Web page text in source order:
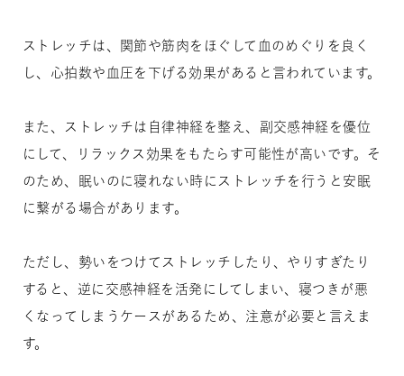
ストレッチは、関節や筋肉をほぐして血のめぐりを良く
し、心拍数や血圧を下げる効果があると言われています。
また、ストレッチは自律神経を整え、副交感神経を優位
にして、リラックス効果をもたらす可能性が高いです。そ
のため、眠いのに寝れない時にストレッチを行うと安眠
に繋がる場合があります。
ただし、勢いをつけてストレッチしたり、やりすぎたり
すると、逆に交感神経を活発にしてしまい、寝つきが悪
くなってしまうケースがあるため、注意が必要と言えま
す。